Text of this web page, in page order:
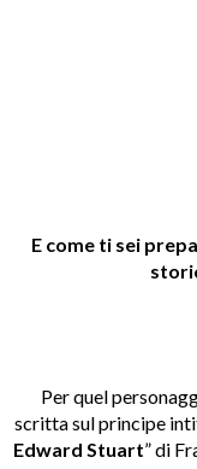
E come ti sei
Per quel
scritta sul principe
Edward Stuart” di